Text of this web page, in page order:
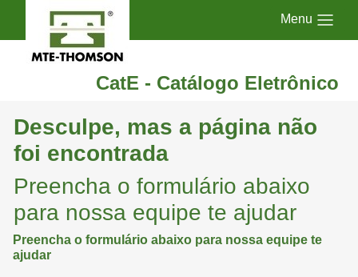
Menu
CatE - Catálogo Eletrônico
Desculpe, mas a página não
foi encontrada
Preencha o formulário abaixo
para nossa equipe te ajudar
Preencha o formulário abaixo para nossa equipe te
ajudar